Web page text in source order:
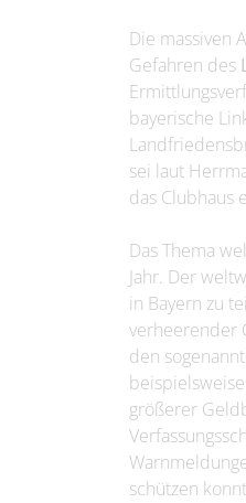
Die massiven
Gefahren des
bayerische
sei laut
das Clubhaus
Das Thema
Jahr. Der
in Bayern zu
verheerender
den
größerer
schützen